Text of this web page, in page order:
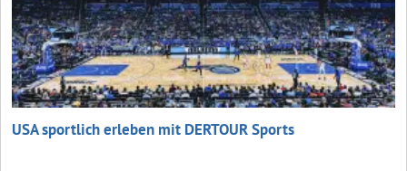
USA sportlich erleben mit DERTOUR Sports